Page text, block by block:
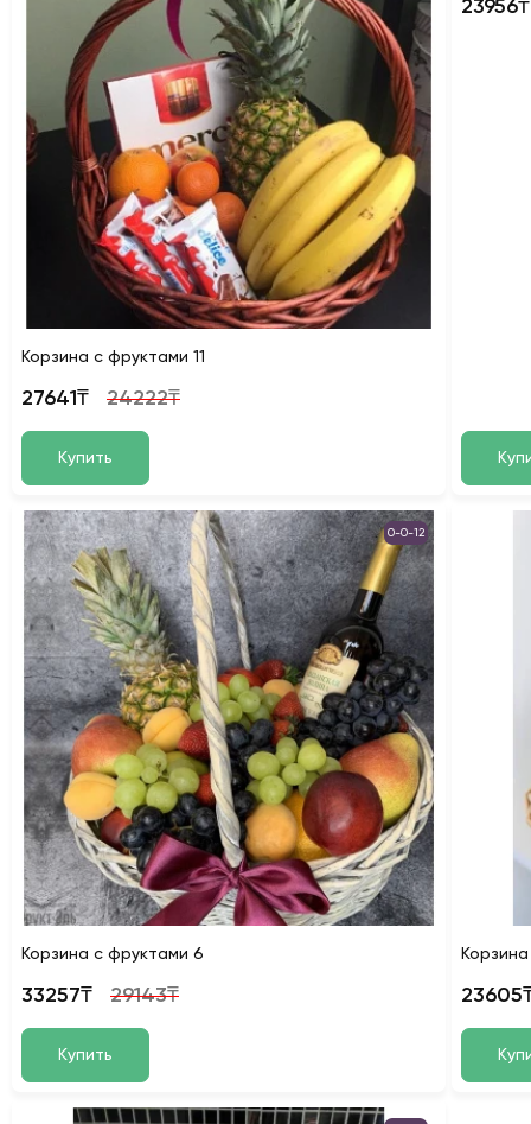
Корзина с фруктами 11
27641₸ 24222₸
Купить
23956₸
0-0-12
Корзина с фруктами 6
33257₸ 29143₸
Купить